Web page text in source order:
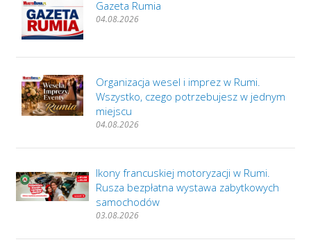
Gazeta Rumia
04.08.2026
Organizacja wesel i imprez w Rumi.
Wszystko, czego potrzebujesz w jednym
miejscu
04.08.2026
Ikony francuskiej motoryzacji w Rumi.
Rusza bezpłatna wystawa zabytkowych
samochodów
03.08.2026